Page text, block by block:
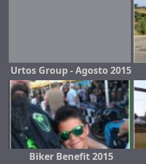
Urtos Group - Agosto 2015
Biker Benefit 2015